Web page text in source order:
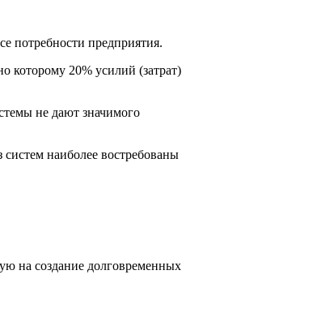
потребности предприятия.
которому 20% усилий (затрат)
не дают значимого
наиболее востребованы
на создание долговременных